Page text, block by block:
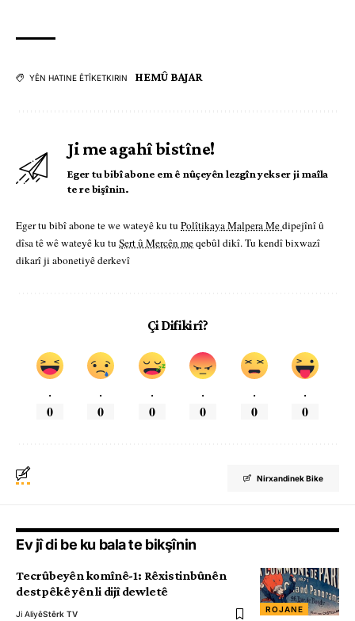
YÊN HATINE ÊTÎKETKIRIN HEMÛ BAJAR
Ji me agahî bistîne!
Eger tu bibî abone em ê nûçeyên lezgîn yekser ji maîla
te re bişînin.
Eger tu bibî abone te we wateyê ku tu Polîtikaya Malpera Medipejînî û
dîsa tê wê wateyê ku tu Şert û Mercên meqebûl dikî. Tu kendî bixwazî
dikarî ji abonetiyê derkevî
Çi Difikirî?
.
0
.
0
.
0
.
0
.
0
.
0
Nirxandinek Bike
Ev jî di be ku bala te bikşînin
ROJANE
Tecrûbeyên komînê-1: Rêxistinbûnên
destpêkê yên li dijî dewletê
Ji AliyêStêrk TV